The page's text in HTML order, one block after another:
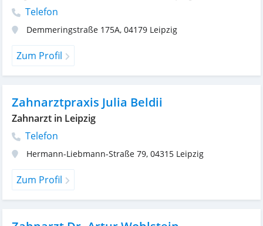
Telefon
Demmeringstraße 175A, 04179 Leipzig
Zum Profil
Zahnarztpraxis Julia Beldii
Zahnarzt in Leipzig
Telefon
Hermann-Liebmann-Straße 79, 04315 Leipzig
Zum Profil